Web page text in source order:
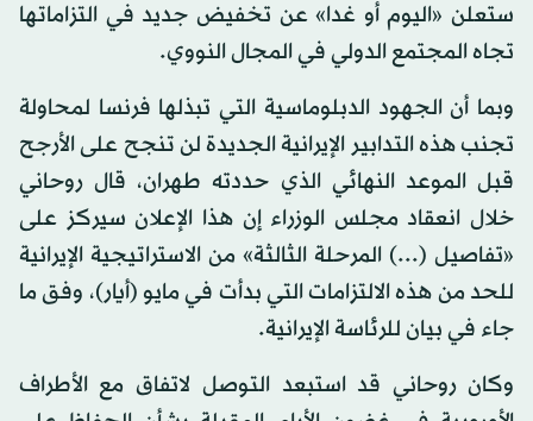
ستعلن «اليوم أو غدا» عن تخفيض جديد في التزاماتها
تجاه المجتمع الدولي في المجال النووي.
وبما أن الجهود الدبلوماسية التي تبذلها فرنسا لمحاولة
تجنب هذه التدابير الإيرانية الجديدة لن تنجح على الأرجح
قبل الموعد النهائي الذي حددته طهران، قال روحاني
خلال انعقاد مجلس الوزراء إن هذا الإعلان سيركز على
«تفاصيل (...) المرحلة الثالثة» من الاستراتيجية الإيرانية
للحد من هذه الالتزامات التي بدأت في مايو (أيار)، وفق ما
جاء في بيان للرئاسة الإيرانية.
وكان روحاني قد استبعد التوصل لاتفاق مع الأطراف